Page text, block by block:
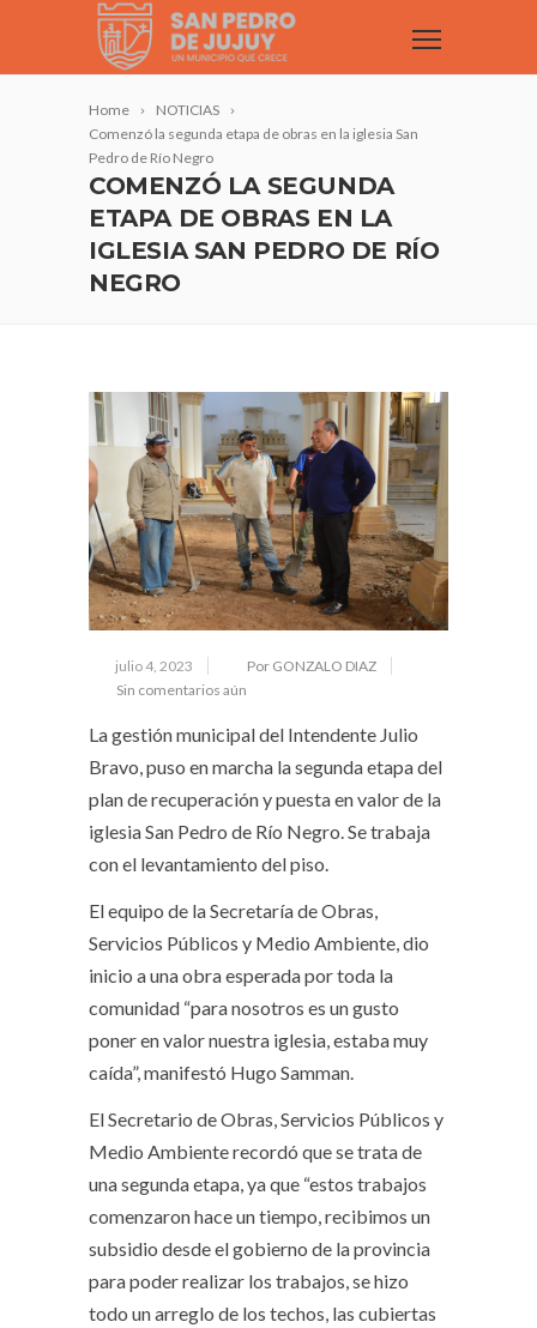
Home
NOTICIAS
Comenzó la segunda etapa de obras en la iglesia San
Pedro de Río Negro
COMENZÓ LA SEGUNDA
ETAPA DE OBRAS EN LA
IGLESIA SAN PEDRO DE RÍO
NEGRO
julio 4, 2023
Por GONZALO DIAZ
Sin comentarios aún
La gestión municipal del Intendente Julio
Bravo, puso en marcha la segunda etapa del
plan de recuperación y puesta en valor de la
iglesia San Pedro de Río Negro. Se trabaja
con el levantamiento del piso.
El equipo de la Secretaría de Obras,
Servicios Públicos y Medio Ambiente, dio
inicio a una obra esperada por toda la
comunidad “para nosotros es un gusto
poner en valor nuestra iglesia, estaba muy
caída”, manifestó Hugo Samman.
El Secretario de Obras, Servicios Públicos y
Medio Ambiente recordó que se trata de
una segunda etapa, ya que “estos trabajos
comenzaron hace un tiempo, recibimos un
subsidio desde el gobierno de la provincia
para poder realizar los trabajos, se hizo
todo un arreglo de los techos, las cubiertas